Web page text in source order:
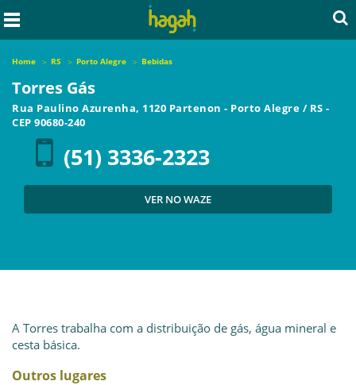
Home RS Porto Alegre Bebidas
Torres Gás
Rua Paulino Azurenha, 1120 Partenon - Porto Alegre / RS -
CEP 90680-240
(51) 3336-2323
VER NO WAZE
A Torres trabalha com a distribuição de gás, água mineral e
cesta básica.
Outros lugares